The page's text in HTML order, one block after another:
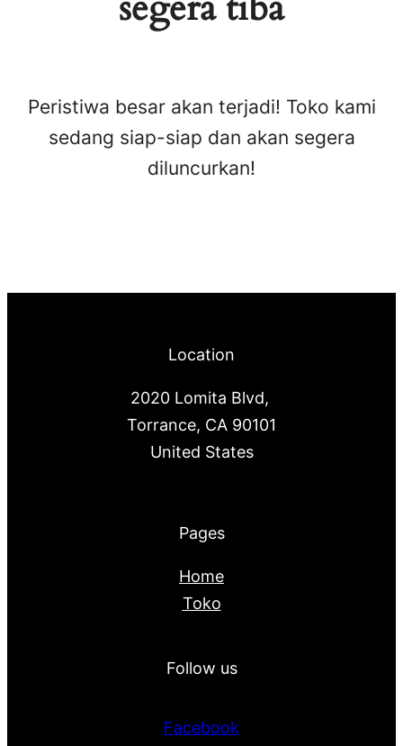
Peristiwa besar akan terjadi! Toko kami
sedang siap-siap dan akan segera
diluncurkan!
Location
2020 Lomita Blvd,
Torrance, CA 90101
United States
Pages
Home
Toko
Follow us
Facebook